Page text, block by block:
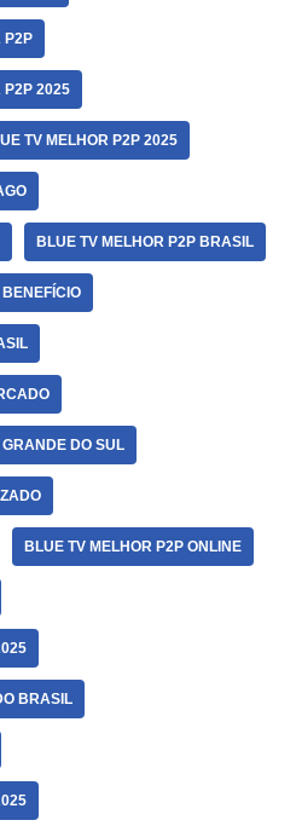
P2P
P2P 2025
TV MELHOR P2P 2025
BLUE TV MELHOR P2P BRASIL
DO SUL
BLUE TV MELHOR P2P ONLINE
BRASIL